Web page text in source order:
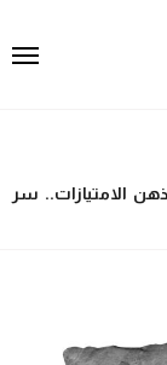
الامتيازات.. سر